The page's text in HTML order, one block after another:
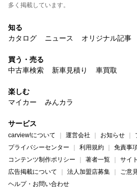
多く掲載しています。
知る
カタログ
ニュース オリジナル記事
買う・売る
中古車検索
新車見積り 車買取
楽しむ
マイカー
みんカラ
サービス
carview!について 運営会社 お知らせ
プライバシーセンター
利用規約
免責事
コンテンツ制作ポリシー
著者一覧
サイ
広告掲載について
法人加盟店募集
ご意
ヘルプ・お問い合わせ